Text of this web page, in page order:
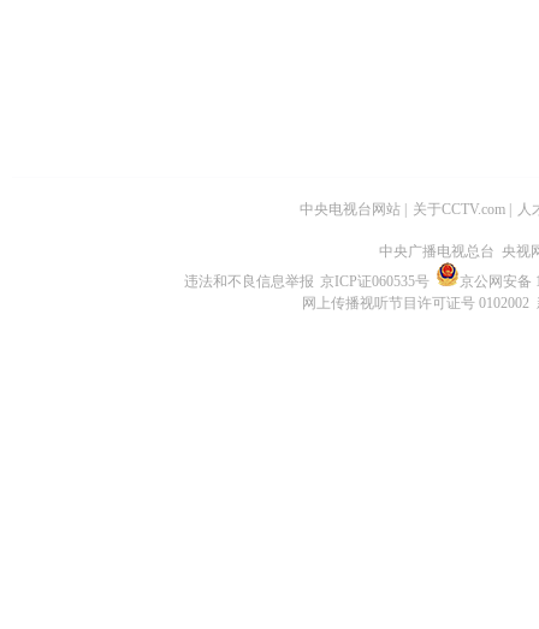
中央电视台网站 关于CCTV.com 人
中央广播电视总台 央视
违法和不良信息举报 京ICP证060535号
京公网安备
网上传播视听节目许可证号 0102002